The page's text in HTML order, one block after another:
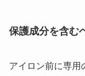
保護成分を含む
アイロン前に専用